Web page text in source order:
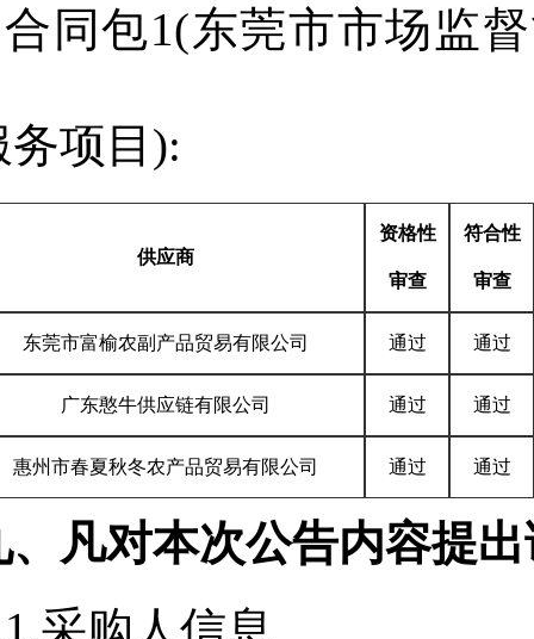
合同包1(东莞市市场监
务项目):
供应商
资格性
审查
符合性
审查
东莞市富榆农副产品贸易有限公司 通过 通过
广东憨牛供应链有限公司 通过 通过
惠州市春夏秋冬农产品贸易有限公司 通过 通过
、凡对本次公告内容提